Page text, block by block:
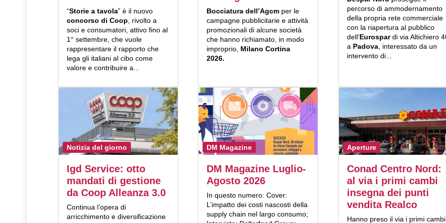
“Storie a tavola” è il nuovo
concorso di Coop , rivolto a
soci e consumatori, attivo fino al
1° settembre, che vuole
rappresentare il rapporto che
lega gli italiani al cibo come
valore e contribuire a...
Bocciatura dell’Agcm per le
campagne pubblicitarie e attività
promozionali di alcune società
che hanno richiamato, in modo
improprio, Milano Cortina
2026.
percorso di ammodernamento
della propria rete commerciale
con la riapertura al pubblico
dell’Eurospardi via Altichiero
a Padova, interessato da un
intervento di...
Notizia del giorno
Igd Service: otto
mandati di gestione
da Coop Alleanza 3.0
Continua l’opera di
arricchimento e diversificazione
DM Magazine
DM Magazine Luglio-
Agosto 2026
In questo numero: Cover:
L’impatto dei costi nascosti della
supply chain nel largo consumo;
Aperture
Conad Centro Nord:
al via i primi cambi
insegna dei punti
vendita Realco
Hanno preso il via i primi cambi